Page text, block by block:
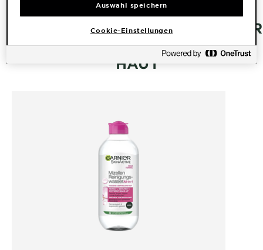
Score
MIZELLEN REINIGUNGSWASSER
– PRODUKTE FÜR TROCKENE
HAUT
Auswahl speichern
Cookie-Einstellungen